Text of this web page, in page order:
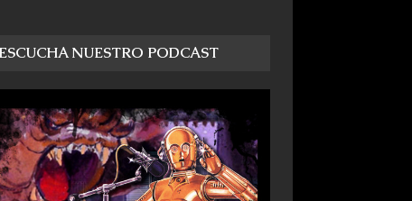
ESCUCHA NUESTRO PODCAST